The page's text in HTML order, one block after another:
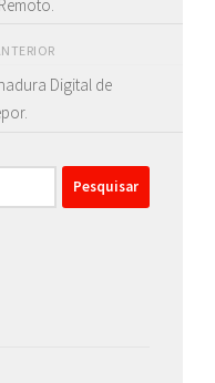
Digital de